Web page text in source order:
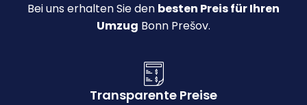
Bei uns erhalten Sie den besten Preis für Ihren
Umzug Bonn Prešov.
Transparente Preise